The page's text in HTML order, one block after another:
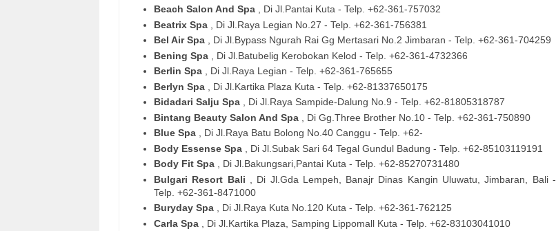
Beach Salon And Spa
, Di Jl.Pantai Kuta - Telp. +62-361-757032
Beatrix Spa
, Di Jl.Raya Legian No.27 - Telp. +62-361-756381
Bel Air Spa
, Di Jl.Bypass Ngurah Rai Gg Mertasari No.2 Jimbaran - Telp. +62-361-704259
Bening Spa
, Di Jl.Batubelig Kerobokan Kelod - Telp. +62-361-4732366
Berlin Spa
, Di Jl.Raya Legian - Telp. +62-361-765655
Berlyn Spa
, Di Jl.Kartika Plaza Kuta - Telp. +62-81337650175
Bidadari Salju Spa
, Di Jl.Raya Sampide-Dalung No.9 - Telp. +62-81805318787
Bintang Beauty Salon And Spa
, Di Gg.Three Brother No.10 - Telp. +62-361-750890
Blue Spa
, Di Jl.Raya Batu Bolong No.40 Canggu - Telp. +62-
Body Essense Spa
, Di Jl.Subak Sari 64 Tegal Gundul Badung - Telp. +62-85103119191
Body Fit Spa
, Di Jl.Bakungsari,Pantai Kuta - Telp. +62-85270731480
Bulgari Resort Bali
, Di Jl.Gda Lempeh, Banajr Dinas Kangin Uluwatu, Jimbaran, Bali -
Telp. +62-361-8471000
Buryday Spa
, Di Jl.Raya Kuta No.120 Kuta - Telp. +62-361-762125
Carla Spa
, Di Jl.Kartika Plaza, Samping Lippomall Kuta - Telp. +62-83103041010